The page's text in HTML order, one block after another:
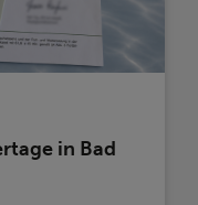
in Bad